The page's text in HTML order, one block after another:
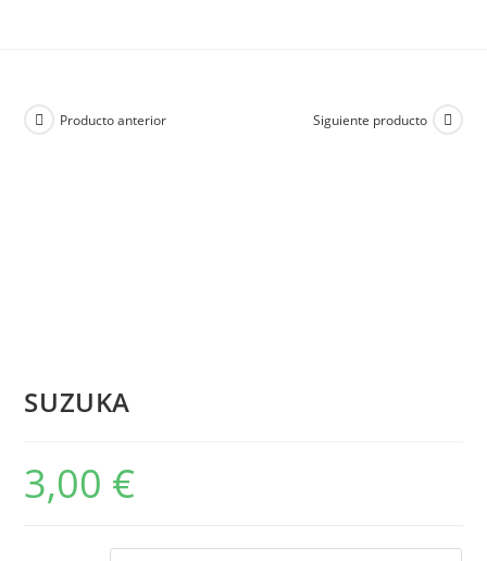
Producto anterior Siguiente producto
SUZUKA
3,00 €